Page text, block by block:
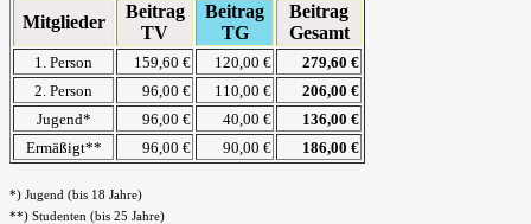
Mitglieder
Beitrag
TV
Beitrag
TG
Beitrag
Gesamt
1. Person 159,60 € 120,00 €
279,60 €
2. Person
96,00 € 110,00 €
206,00 €
Jugend*
96,00 € 40,00 €
136,00 €
Ermäßigt**
96,00 € 90,00 € 186,00 €
*) Jugend (bis 18 Jahre)
**) Studenten (bis 25 Jahre)